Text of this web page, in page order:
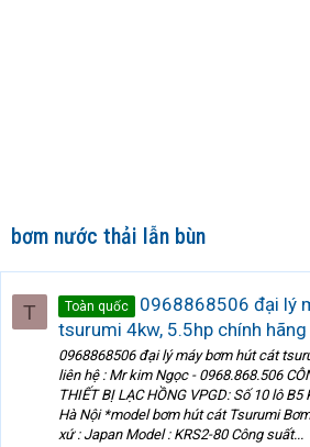
bơm nước thải lẫn bùn
T Toàn quốc
0968868506 đại lý
tsurumi 4kw, 5.5hp chính hãng
0968868506 đại lý máy bơm hút cát
liên hệ : Mr kim Ngọc - 0968.868.506
THIẾT BỊ LẠC HỒNG VPGD: Số 10 lô
Hà Nội *model bơm hút cát Tsurumi
xứ : Japan Model : KRS2-80 Công suất...